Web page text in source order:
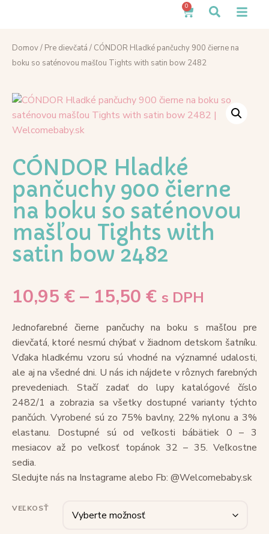
0
Domov/ Pre dievčatá / CÓNDOR Hladké pančuchy 900 čierne na
boku so saténovou mašľou Tights with satin bow 2482
CÓNDOR Hladké
pančuchy 900 čierne
na boku so saténovou
mašľou Tights with
satin bow 2482
10,95 €– 15,50 € s DPH
Jednofarebné čierne pančuchy na boku s mašľou pre
dievčatá, ktoré nesmú chýbať v žiadnom detskom šatníku.
Vďaka hladkému vzoru sú vhodné na významné udalosti,
ale aj na všedné dni. U nás ich nájdete v rôznych farebných
prevedeniach. Stačí zadať do lupy katalógové číslo
2482/1 a zobrazia sa všetky dostupné varianty týchto
pančúch. Vyrobené sú zo 75% bavlny, 22% nylonu a 3%
elastanu. Dostupné sú od veľkosti bábätiek 0 – 3
mesiacov až po veľkosť topánok 32 – 35. Veľkostne
sedia.
Sledujte nás na Instagrame alebo Fb: @Welcomebaby.sk
VEĽKOSŤ